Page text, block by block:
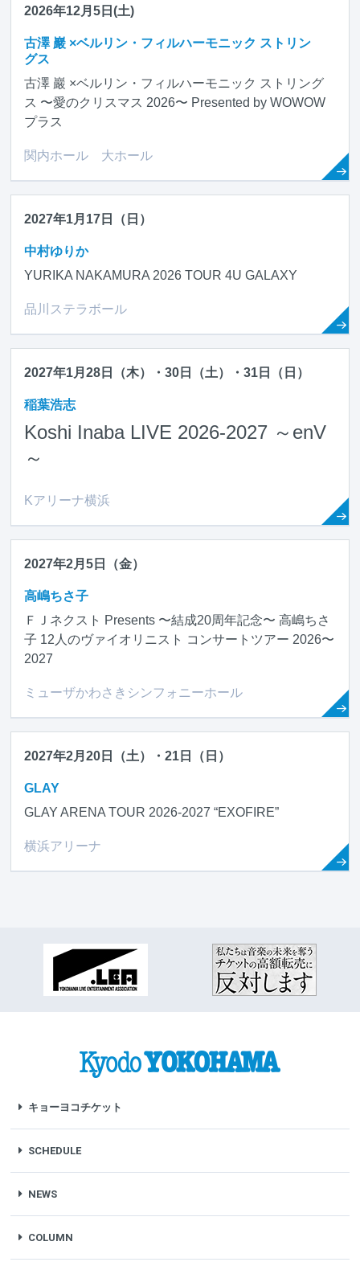
2026年12月5日(土)
古澤 巖 ×ベルリン・フィルハーモニック ストリン
グス
古澤 巖 ×ベルリン・フィルハーモニック ストリング
ス 〜愛のクリスマス 2026〜 Presented by WOWOW
プラス
関内ホール 大ホール
2027年1月17日（日）
中村ゆりか
YURIKA NAKAMURA 2026 TOUR 4U GALAXY
品川ステラボール
2027年1月28日（木）・30日（土）・31日（日）
稲葉浩志
Koshi Inaba LIVE 2026-2027 ～enV
～
Kアリーナ横浜
2027年2月5日（金）
高嶋ちさ子
ＦＪネクスト Presents 〜結成20周年記念〜 高嶋ちさ
子 12人のヴァイオリニスト コンサートツアー 2026〜
2027
ミューザかわさきシンフォニーホール
2027年2月20日（土）・21日（日）
GLAY
GLAY ARENA TOUR 2026-2027 “EXOFIRE”
横浜アリーナ
キョーヨコチケット
SCHEDULE
NEWS
COLUMN